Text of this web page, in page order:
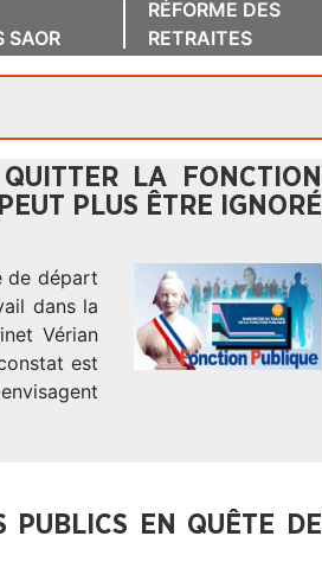
SAOR
RÉFORME DES
RETRAITES
LA FONCTION
PLUS ÊTRE IGNORÉ
de départ
dans la
Vérian
est
PUBLICS EN QUÊTE DE